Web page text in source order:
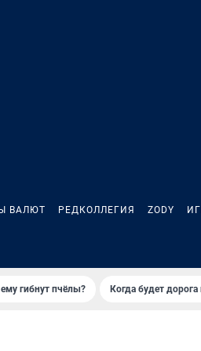
ВАЛЮТ РЕДКОЛЛЕГИЯ ZODY
гибнут пчёлы? Когда будет